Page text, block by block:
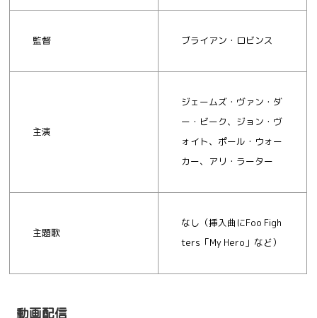
監督 ブライアン・ロビンス
主演
ジェームズ・ヴァン・ダ
ー・ビーク、ジョン・ヴ
ォイト、ポール・ウォー
カー、アリ・ラーター
主題歌
なし（挿入曲にFoo Figh
ters「My Hero」など）
動画配信